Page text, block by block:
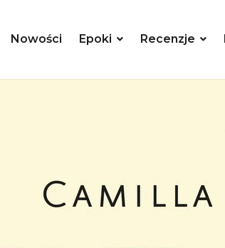
Nowości Epoki Recenzje